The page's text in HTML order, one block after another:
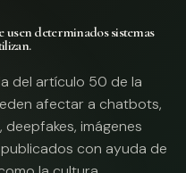
usen determinados sistemas
del artículo 50 de la
afectar a chatbots,
imágenes
con ayuda de